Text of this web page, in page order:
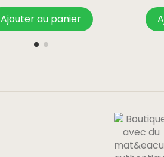
Ajouter au panier